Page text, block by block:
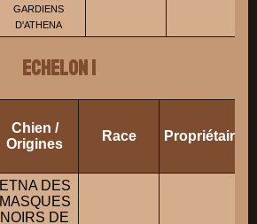
GARDIENS
D'ATHENA
ECHELON 1
Chien /
Origines
Race Propriétaire/
ETNA DES
MASQUES
NOIRS DE